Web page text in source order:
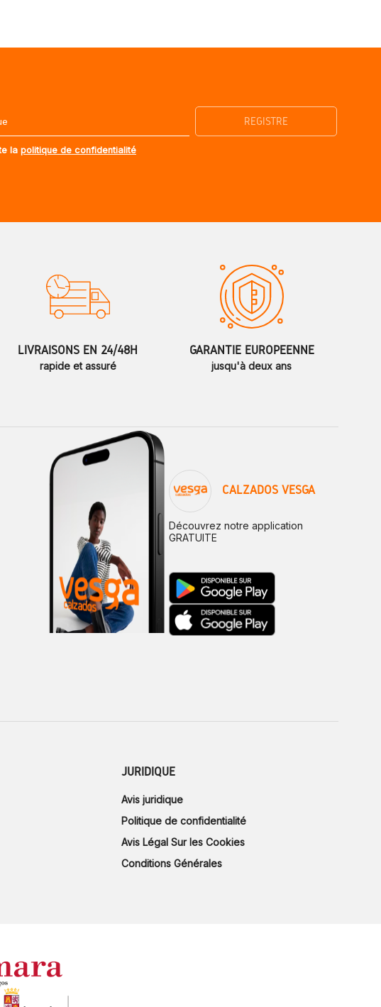
la politique de confidentialité
LIVRAISONS EN 24/48H
rapide et assuré
GARANTIE EUROPÉENNE
jusqu'à deux ans
CALZADOS VESGA
Découvrez notre application
GRATUITE
JURIDIQUE
Avis juridique
Politique de confidentialité
Avis Légal Sur les Cookies
Conditions Générales